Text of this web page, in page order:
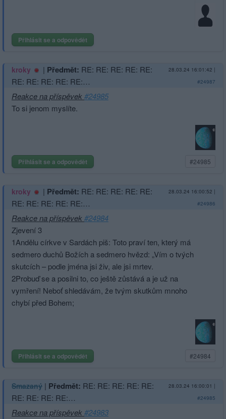
Přihlásit se a odpovědět
kroky | Předmět: RE: RE: RE: RE: RE:
RE: RE: RE: RE: RE:…
28.03.24 16:01:42 |
#24987
Reakce na příspěvek#24985
To si jenom myslíte.
Přihlásit se a odpovědět #24985
kroky | Předmět: RE: RE: RE: RE: RE:
RE: RE: RE: RE: RE:…
28.03.24 16:00:52 |
#24986
Reakce na příspěvek#24984
Zjevení 3
1Andělu církve v Sardách piš: Toto praví ten, který má
sedmero duchů Božích a sedmero hvězd: „Vím o tvých
skutcích – podle jména jsi živ, ale jsi mrtev.
2Probuď se a posilni to, co ještě zůstává a je už na
vymření! Neboť shledávám, že tvým skutkům mnoho
chybí před Bohem;
Přihlásit se a odpovědět #24984
Smazaný | Předmět: RE: RE: RE: RE: RE:
RE: RE: RE: RE:…
28.03.24 16:00:01 |
#24985
Reakce na příspěvek#24983